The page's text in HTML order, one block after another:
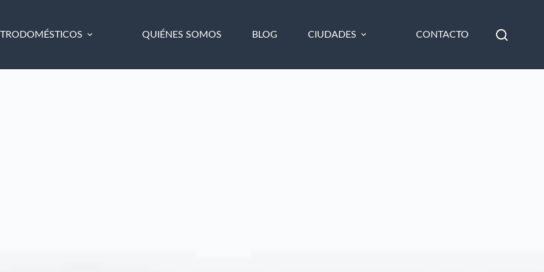
QUIÉNES SOMOS BLOG CIUDADES CONTACTO